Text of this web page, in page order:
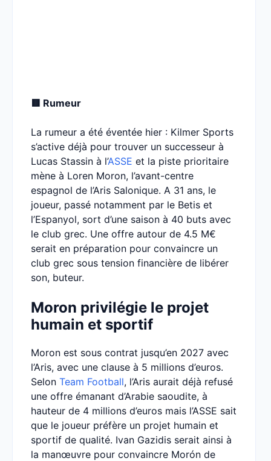
🟥 Rumeur
La rumeur a été éventée hier : Kilmer Sports
s’active déjà pour trouver un successeur à
Lucas Stassin à l’ASSE et la piste prioritaire
mène à Loren Moron, l’avant-centre
espagnol de l’Aris Salonique. A 31 ans, le
joueur, passé notamment par le Betis et
l’Espanyol, sort d’une saison à 40 buts avec
le club grec. Une offre autour de 4.5 M€
serait en préparation pour convaincre un
club grec sous tension financière de libérer
son, buteur.
Moron privilégie le projet
humain et sportif
Moron est sous contrat jusqu’en 2027 avec
l’Aris, avec une clause à 5 millions d’euros.
Selon Team Football, l’Aris aurait déjà refusé
une offre émanant d’Arabie saoudite, à
hauteur de 4 millions d’euros mais l’ASSE sait
que le joueur préfère un projet humain et
sportif de qualité. Ivan Gazidis serait ainsi à
la manœuvre pour convaincre Morón de